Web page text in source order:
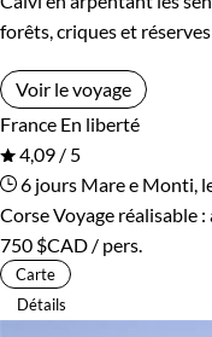
forêts, criques et
Voir le voyage
France En liberté
4,09 / 5
6 jours Mare e Monti,
CorseVoyage réalisable
750 $CAD / pers.
Carte
Détails